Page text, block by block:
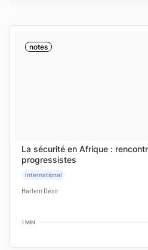
notes
La sécurité en Afrique :
progressistes
International
Harlem Désir
1 MIN